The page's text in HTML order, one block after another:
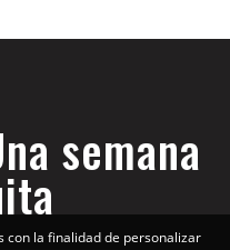
semana
con la finalidad de personalizar